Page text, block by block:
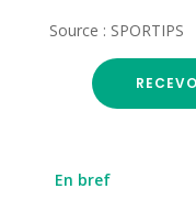
Source : SPORTIPS
En bref